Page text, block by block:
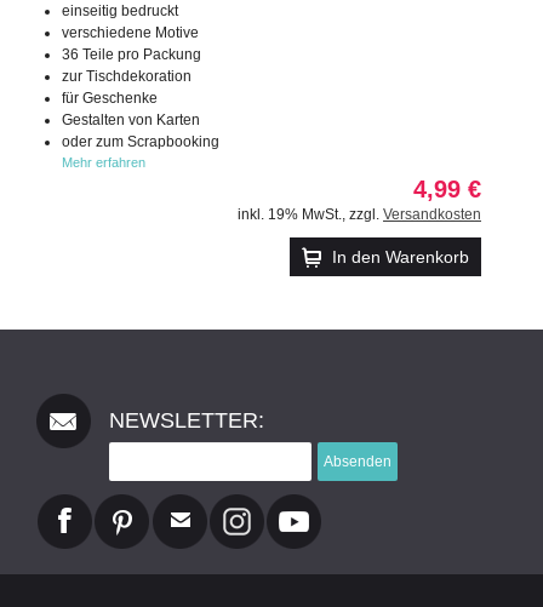
einseitig bedruckt
verschiedene Motive
36 Teile pro Packung
zur Tischdekoration
für Geschenke
Gestalten von Karten
oder zum Scrapbooking
Mehr erfahren
4,99 €
inkl. 19% MwSt. zzgl. Versandkosten
In den Warenkorb
NEWSLETTER:
Absenden